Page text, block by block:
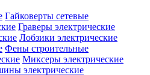
Гайковерты сетевые
Граверы электрические
Лобзики электрические
Фены строительные
Миксеры электрические